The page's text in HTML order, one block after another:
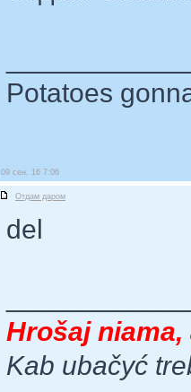
Potatoes
09 сен, 16 7:06
Отдам даром
del
Hrošaj
Kab ubačyć